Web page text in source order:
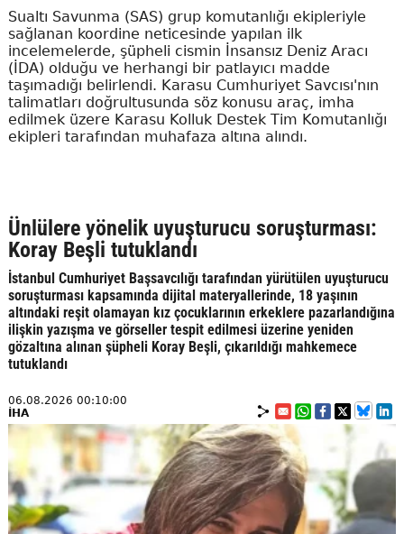
Sualtı Savunma (SAS) grup komutanlığı ekipleriyle
sağlanan koordine neticesinde yapılan ilk
incelemelerde, şüpheli cismin İnsansız Deniz Aracı
(İDA) olduğu ve herhangi bir patlayıcı madde
taşımadığı belirlendi. Karasu Cumhuriyet Savcısı'nın
talimatları doğrultusunda söz konusu araç, imha
edilmek üzere Karasu Kolluk Destek Tim Komutanlığı
ekipleri tarafından muhafaza altına alındı.
Ünlülere yönelik uyuşturucu soruşturması:
Koray Beşli tutuklandı
İstanbul Cumhuriyet Başsavcılığı tarafından yürütülen uyuşturucu
soruşturması kapsamında dijital materyallerinde, 18 yaşının
altındaki reşit olamayan kız çocuklarının erkeklere pazarlandığına
ilişkin yazışma ve görseller tespit edilmesi üzerine yeniden
gözaltına alınan şüpheli Koray Beşli, çıkarıldığı mahkemece
tutuklandı
06.08.2026 00:10:00
İHA